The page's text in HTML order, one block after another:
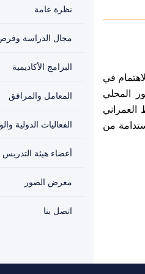
في
المحلي
من
نظرة عامة
مجال الدراسة
البرامج الأكاديمية
المعامل والمرافق
الفعاليات الدولية
أعضاء هيئة التدريس
معرض الصور
اتصل بنا